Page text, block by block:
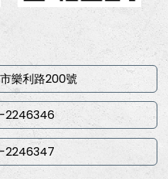
樂利路200號
2246346
2246347